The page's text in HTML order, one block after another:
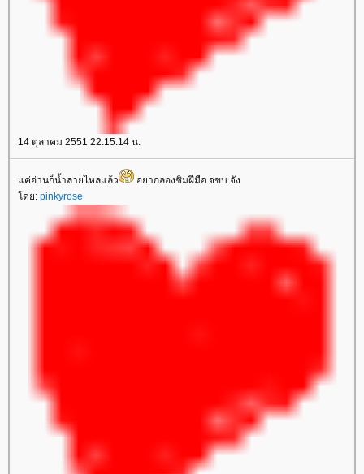
14 ตุลาคม 2551 22:15:14 น.
ค่อ่านก็น้ำลายไหลแล้ว
อยากลองชิมฝีมือ จขบ.จัง
ดย: pinkyrose